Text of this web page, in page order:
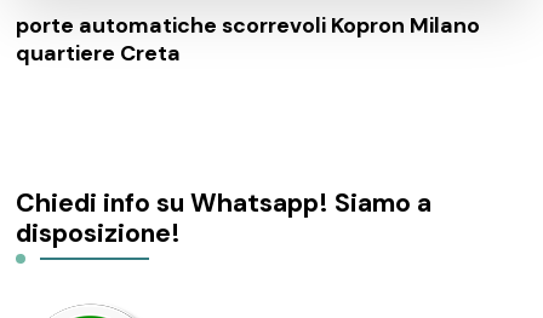
porte automatiche scorrevoli Kopron Milano
quartiere Creta
Chiedi info su Whatsapp! Siamo a
disposizione!